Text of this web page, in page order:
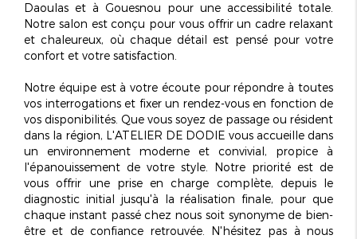
Daoulas et à Gouesnou pour une accessibilité totale.
Notre salon est conçu pour vous offrir un cadre relaxant
et chaleureux, où chaque détail est pensé pour votre
confort et votre satisfaction.
Notre équipe est à votre écoute pour répondre à toutes
vos interrogations et fixer un rendez-vous en fonction de
vos disponibilités. Que vous soyez de passage ou résident
dans la région, L'ATELIER DE DODIE vous accueille dans
un environnement moderne et convivial, propice à
l'épanouissement de votre style. Notre priorité est de
vous offrir une prise en charge complète, depuis le
diagnostic initial jusqu'à la réalisation finale, pour que
chaque instant passé chez nous soit synonyme de bien-
être et de confiance retrouvée. N'hésitez pas à nous